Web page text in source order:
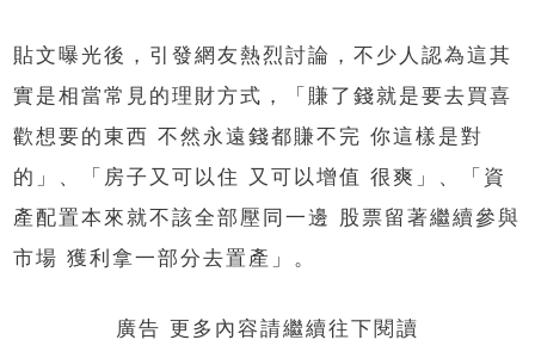
貼文曝光後，引發網友熱烈討論，不少人認為這其
實是相當常見的理財方式，「賺了錢就是要去買喜
歡想要的東西 不然永遠錢都賺不完 你這樣是對
的」、「房子又可以住 又可以增值 很爽」、「資
產配置本來就不該全部壓同一邊 股票留著繼續參與
市場 獲利拿一部分去置產」。
廣告 更多內容請繼續往下閱讀